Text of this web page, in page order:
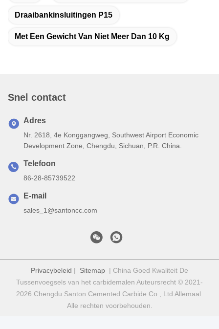
Draaibankinsluitingen P15
Met Een Gewicht Van Niet Meer Dan 10 Kg
Snel contact
Adres
Nr. 2618, 4e Konggangweg, Southwest Airport Economic
Development Zone, Chengdu, Sichuan, P.R. China.
Telefoon
86-28-85739522
E-mail
sales_1@santoncc.com
Privacybeleid | Sitemap | China Goed Kwaliteit De
Tussenvoegsels van het carbidemalen Auteursrecht © 2021-
2026 Chengdu Santon Cemented Carbide Co., Ltd Allemaal.
Alle rechten voorbehouden.